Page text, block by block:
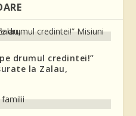
drumul credintei!”
la Zalau,